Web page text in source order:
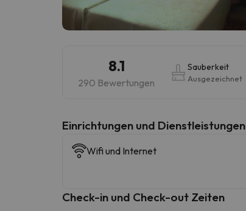
8.1
290 Bewertungen
Sauberkeit
Ausgezeichnet
​Einrichtungen und Dienstleistungen
Wifi und Internet
Check-in und Check-out Zeiten